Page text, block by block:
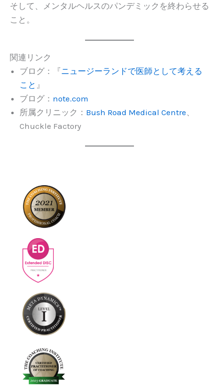
そして、メンタルヘルスのパンデミックを終わらせる
こと。
関連リンク
ブログ：『ニュージーランドで医師として考える
こと 』
ブログ： note.com
所属クリニック： Bush Road Medical Centre、
Chuckle Factory